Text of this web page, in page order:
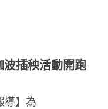
插秧活動開跑
導】為